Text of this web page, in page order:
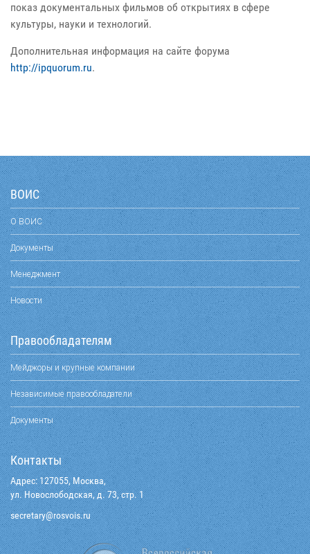
показ документальных фильмов об открытиях в сфере
культуры, науки и технологий.
Дополнительная информация на сайте форума
http://ipquorum.ru.
ВОИС
О ВОИС
Документы
Менеджмент
Новости
Правообладателям
Мейджоры и крупные компании
Независимые правообладатели
Документы
Контакты
Адрес: 127055, Москва,
ул. Новослободская, д. 73, стр. 1
ur.siovsor
@yraterces